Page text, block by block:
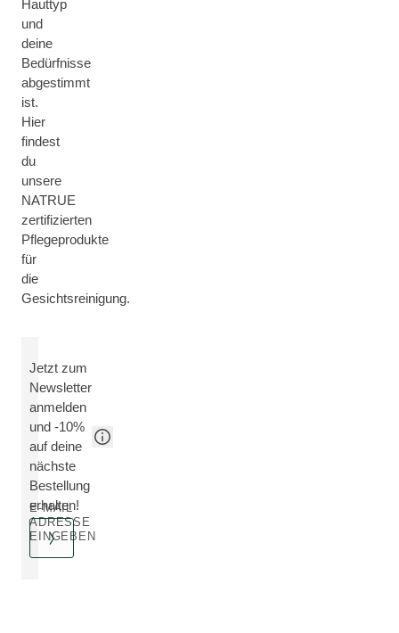
Hauttyp
und
deine
Bedürfnisse
abgestimmt
ist.
Hier
findest
du
unsere
NATRUE
zertifizierten
Pflegeprodukte
für
die
Gesichtsreinigung.
Jetzt zum
Newsletter
anmelden
und -10%
auf deine
nächste
Bestellung
erhalten!
E-MAIL
ADRESSE
EINGEBEN